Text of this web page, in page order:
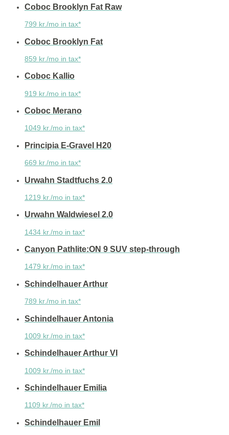
Coboc Brooklyn Fat Raw
799 kr./mo in tax*
Coboc Brooklyn Fat
859 kr./mo in tax*
Coboc Kallio
919 kr./mo in tax*
Coboc Merano
1049 kr./mo in tax*
Principia E-Gravel H20
669 kr./mo in tax*
Urwahn Stadtfuchs 2.0
1219 kr./mo in tax*
Urwahn Waldwiesel 2.0
1434 kr./mo in tax*
Canyon Pathlite:ON 9 SUV step-through
1479 kr./mo in tax*
Schindelhauer Arthur
789 kr./mo in tax*
Schindelhauer Antonia
1009 kr./mo in tax*
Schindelhauer Arthur VI
1009 kr./mo in tax*
Schindelhauer Emilia
1109 kr./mo in tax*
Schindelhauer Emil